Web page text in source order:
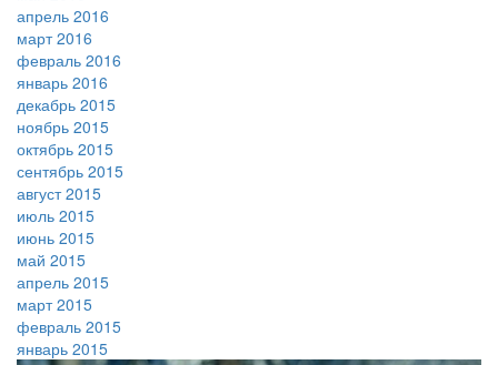
апрель 2016
март 2016
февраль 2016
январь 2016
декабрь 2015
ноябрь 2015
октябрь 2015
сентябрь 2015
август 2015
июль 2015
июнь 2015
май 2015
апрель 2015
март 2015
февраль 2015
январь 2015